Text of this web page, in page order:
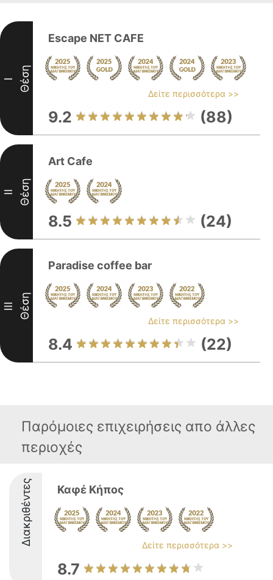
I Θέση
Escape NET CAFE
Δείτε περισσότερα >>
9.2 (88)
II Θέση
Art Cafe
8.5 (24)
III Θέση
Paradise coffee bar
Δείτε περισσότερα >>
8.4 (22)
Παρόμοιες επιχειρήσεις απο άλλες
περιοχές
Διακριθέντες Καφέ Κήπος
Δείτε περισσότερα >>
8.7